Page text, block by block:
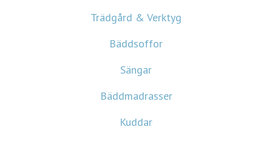
Trädgård & Verktyg
Bäddsoffor
Sängar
Bäddmadrasser
Kuddar